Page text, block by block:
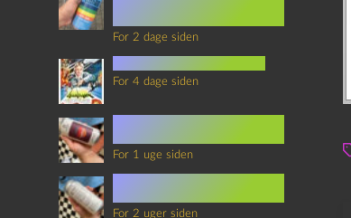
For 2 dage siden
For 4 dage siden
For 1 uge siden
For 2 uger siden